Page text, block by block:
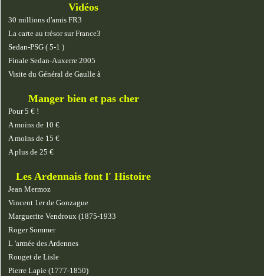
Vidéos
30 millions d'amis FR3
La carte au trésor sur France3
Sedan-PSG ( 5-1 )
Finale Sedan-Auxerre 2005
Visite du Général de Gaulle à
Manger bien et pas cher
Pour 5 € !
A moins de 10 €
A moins de 15 €
A plus de 25 €
Les Ardennais font l' Histoire
Jean Mermoz
Vincent 1er de Gonzague
Marguerite Vendroux (1875-1933
Roger Sommer
L 'armée des Ardennes
Rouget de Lisle
Pierre Lapie (1777-1850)